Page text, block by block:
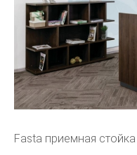
Fasta приемная стойка